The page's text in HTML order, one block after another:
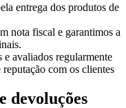
entrega dos produtos de
nota fiscal e garantimos a
e avaliados regularmente
com os clientes
devoluções